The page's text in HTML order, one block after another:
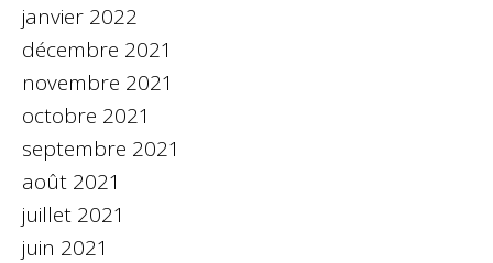
janvier 2022
décembre 2021
novembre 2021
octobre 2021
septembre 2021
août 2021
juillet 2021
juin 2021